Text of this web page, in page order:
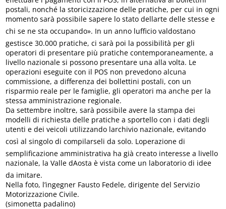
postali, nonché la storicizzazione delle pratiche, per cui in ogni
momento sarà possibile sapere lo stato dellarte delle stesse e
chi se ne sta occupando». In un anno lufficio valdostano
gestisce 30.000 pratiche, ci sarà poi la possibilità per gli
operatori di presentare più pratiche contemporaneamente, a
livello nazionale si possono presentare una alla volta. Le
operazioni eseguite con il POS non prevedono alcuna
commissione, a differenza dei bollettini postali, con un
risparmio reale per le famiglie, gli operatori ma anche per la
stessa amministrazione regionale.
Da settembre inoltre, sarà possibile avere la stampa dei
modelli di richiesta delle pratiche a sportello con i dati degli
utenti e dei veicoli utilizzando larchivio nazionale, evitando
così al singolo di compilarseli da solo. Loperazione di
semplificazione amministrativa ha già creato interesse a livello
nazionale, la Valle dAosta è vista come un laboratorio di idee
da imitare.
Nella foto, l’ingegner Fausto Fedele, dirigente del Servizio
Motorizzazione Civile.
(simonetta padalino)